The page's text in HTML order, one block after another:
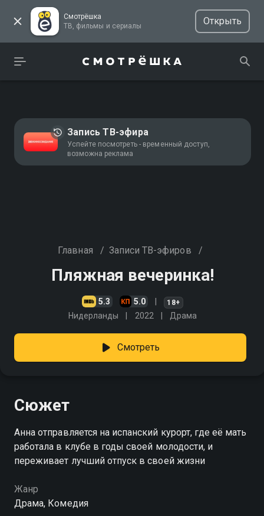
Смотрёшка
ТВ, фильмы и сериалы
Открыть
Запись ТВ-эфира
Успейте посмотреть - временный доступ,
возможна реклама
Главная / Записи ТВ-эфиров /
Пляжная вечеринка!
5.3 5.0 18+
Нидерланды 2022 Драма
Смотреть
Сюжет
Анна отправляется на испанский курорт, где её мать
работала в клубе в годы своей молодости, и
переживает лучший отпуск в своей жизни
Жанр
Драма, Комедия